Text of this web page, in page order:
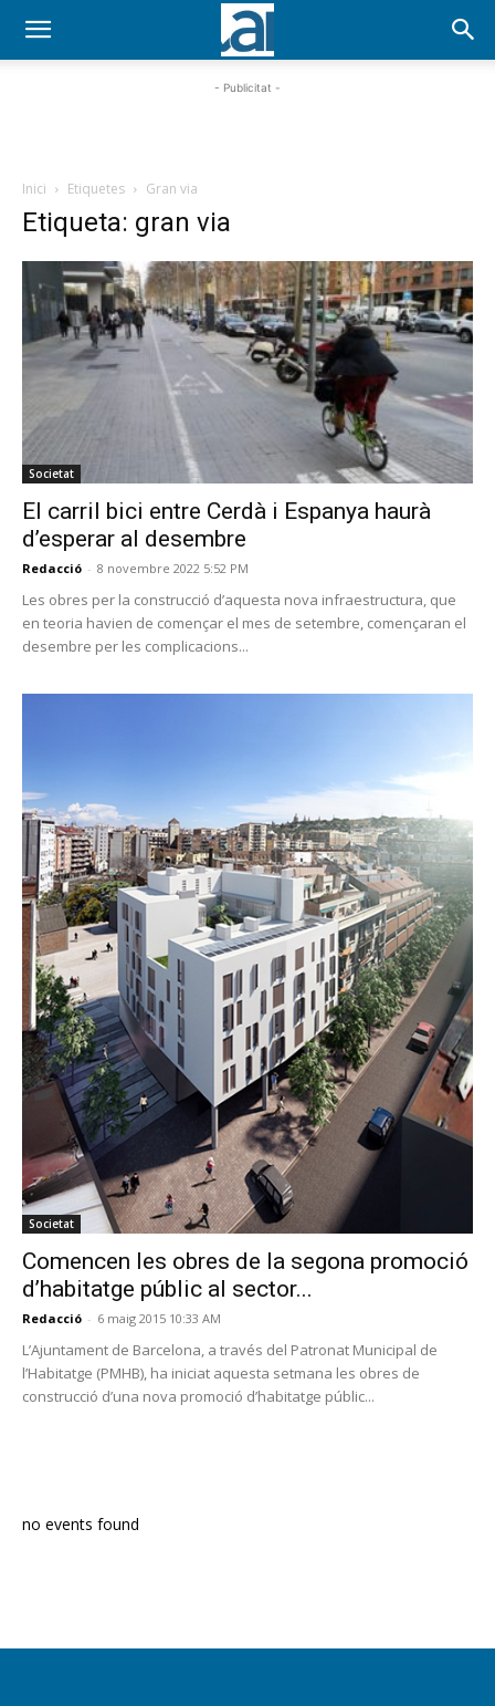
- Publicitat -
Inici Etiquetes Gran via
Etiqueta: gran via
Societat
El carril bici entre Cerdà i Espanya haurà
d’esperar al desembre
Redacció - 8 novembre 2022 5:52 PM
Les obres per la construcció d’aquesta nova infraestructura, que
en teoria havien de començar el mes de setembre, començaran el
desembre per les complicacions...
Societat
Comencen les obres de la segona promoció
d’habitatge públic al sector...
Redacció - 6 maig 2015 10:33 AM
L’Ajuntament de Barcelona, a través del Patronat Municipal de
l’Habitatge (PMHB), ha iniciat aquesta setmana les obres de
construcció d’una nova promoció d’habitatge públic...
no events found